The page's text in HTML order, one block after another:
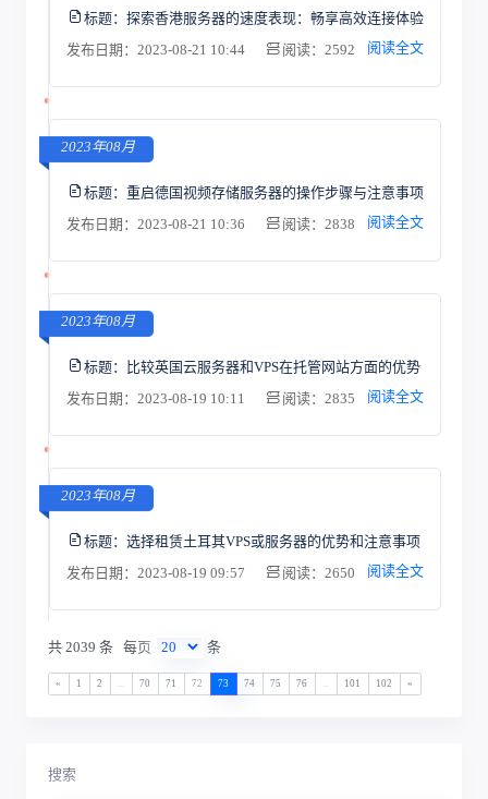
标题： 探索香港服务器的速度表现：畅享高效连接体验
发布日期：2023-08-21 10:44
阅读：2592 阅读全文
2023年08月
标题： 重启德国视频存储服务器的操作步骤与注意事项
发布日期：2023-08-21 10:36
阅读：2838 阅读全文
2023年08月
标题：
比较英国云服务器和VPS在托管网站方面的优势
发布日期：2023-08-19 10:11
阅读：2835 阅读全文
2023年08月
标题： 选择租赁土耳其VPS或服务器的优势和注意事项
发布日期：2023-08-19 09:57
阅读：2650 阅读全文
共 2039 条 每页 条
« 1 2 70 71 72 73 74 75 76 101 102 »
搜索